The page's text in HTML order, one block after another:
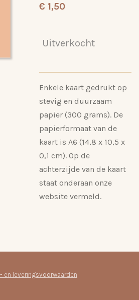
€ 1,50
Uitverkocht
Enkele kaart gedrukt op
stevig en duurzaam
papier (300 grams). De
papierformaat van de
kaart is A6 (14,8 x 10,5 x
0,1 cm). Op de
achterzijde van de kaart
staat onderaan onze
website vermeld.
en leveringsvoorwaarden